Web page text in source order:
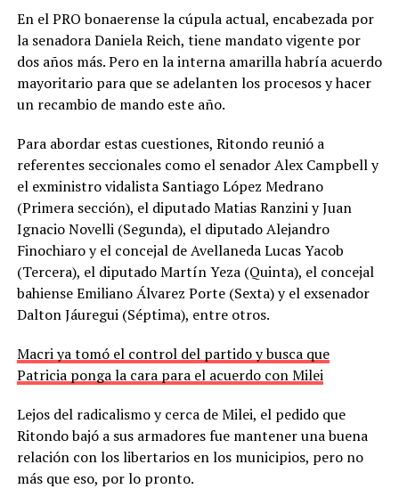
En el PRO bonaerense la cúpula actual, encabezada por
la senadora Daniela Reich, tiene mandato vigente por
dos años más. Pero en la interna amarilla habría acuerdo
mayoritario para que se adelanten los procesos y hacer
un recambio de mando este año.
Para abordar estas cuestiones, Ritondo reunió a
referentes seccionales como el senador Alex Campbell y
el exministro vidalista Santiago López Medrano
(Primera sección), el diputado Matias Ranzini y Juan
Ignacio Novelli (Segunda), el diputado Alejandro
Finochiaro y el concejal de Avellaneda Lucas Yacob
(Tercera), el diputado Martín Yeza (Quinta), el concejal
bahiense Emiliano Álvarez Porte (Sexta) y el exsenador
Dalton Jáuregui (Séptima), entre otros.
Macri ya tomó el control del partido y busca que
Patricia ponga la cara para el acuerdo con Milei
Lejos del radicalismo y cerca de Milei, el pedido que
Ritondo bajó a sus armadores fue mantener una buena
relación con los libertarios en los municipios, pero no
más que eso, por lo pronto.